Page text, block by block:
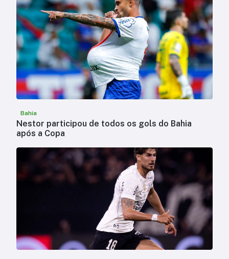
Bahia
Nestor participou de todos os gols do Bahia
após a Copa